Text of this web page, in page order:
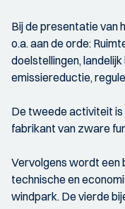
Bij de presentatie van
o.a. aan de orde:
doelstellingen,
emissiereductie,
De tweede activiteit is
fabrikant van zware
Vervolgens wordt een
technische en
windpark. De vierde